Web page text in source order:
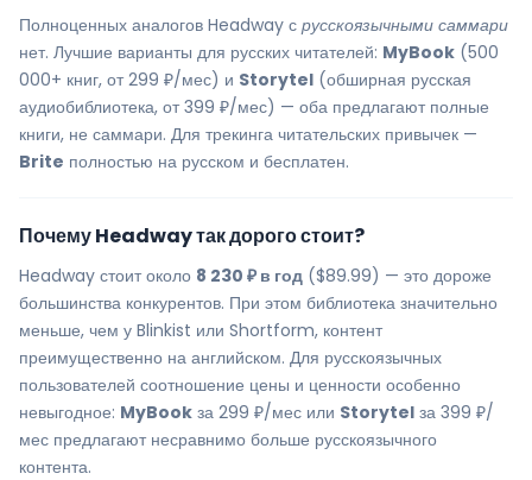
Полноценных аналогов Headway с русскоязычными саммари
нет. Лучшие варианты для русских читателей: MyBook (500
000+ книг, от 299 ₽/мес) и Storytel (обширная русская
аудиобиблиотека, от 399 ₽/мес) — оба предлагают полные
книги, не саммари. Для трекинга читательских привычек —
Brite полностью на русском и бесплатен.
Почему Headway так дорого стоит?
Headway стоит около 8 230 ₽ в год ($89.99) — это дороже
большинства конкурентов. При этом библиотека значительно
меньше, чем у Blinkist или Shortform, контент
преимущественно на английском. Для русскоязычных
пользователей соотношение цены и ценности особенно
невыгодное: MyBook за 299 ₽/мес или Storytel за 399 ₽/
мес предлагают несравнимо больше русскоязычного
контента.